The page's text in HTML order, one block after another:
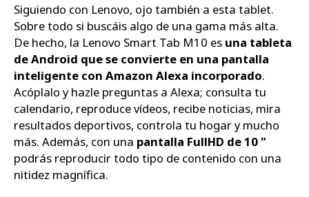
Siguiendo con Lenovo, ojo también a esta tablet.
Sobre todo si buscáis algo de una gama más alta.
De hecho, la Lenovo Smart Tab M10 es una tableta
de Android que se convierte en una pantalla
inteligente con Amazon Alexa incorporado.
Acóplalo y hazle preguntas a Alexa; consulta tu
calendario, reproduce vídeos, recibe noticias, mira
resultados deportivos, controla tu hogar y mucho
más. Además, con una pantalla FullHD de 10 "
podrás reproducir todo tipo de contenido con una
nitidez magnífica.